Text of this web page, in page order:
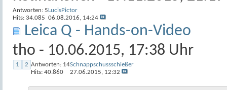
Antworten: 5
Hits: 34.085
LucisPictor
06.08.2016, 14:24
Leica Q - Hands-on-Video
tho - 10.06.2015, 17:38 Uhr
1 2 Antworten: 14
Hits: 40.860
Schnappschussschießer
27.06.2015, 12:32